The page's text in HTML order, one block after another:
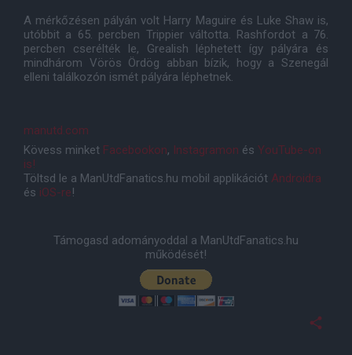
A mérkőzésen pályán volt Harry Maguire és Luke Shaw is,
utóbbit a 65. percben Trippier váltotta. Rashfordot a 76.
percben cserélték le, Grealish léphetett így pályára és
mindhárom Vörös Ördög abban bízik, hogy a Szenegál
elleni találkozón ismét pályára léphetnek.
manutd.com
Kövess minket Facebookon, Instagramon és YouTube-on
is!
Töltsd le a ManUtdFanatics.hu mobil applikációt Androidra
és iOS-re!
Támogasd adományoddal a ManUtdFanatics.hu
működését!